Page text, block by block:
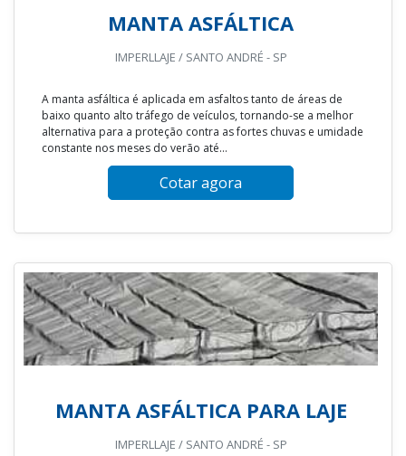
MANTA ASFÁLTICA
IMPERLLAJE / SANTO ANDRÉ - SP
A manta asfáltica é aplicada em asfaltos tanto de áreas de
baixo quanto alto tráfego de veículos, tornando-se a melhor
alternativa para a proteção contra as fortes chuvas e umidade
constante nos meses do verão até...
Cotar agora
MANTA ASFÁLTICA PARA LAJE
IMPERLLAJE / SANTO ANDRÉ - SP